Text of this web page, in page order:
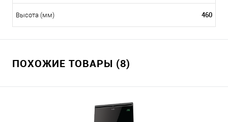
Высота (мм) 460
ПОХОЖИЕ ТОВАРЫ (8)